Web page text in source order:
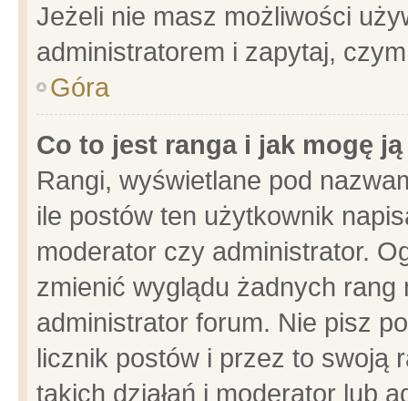
Jeżeli nie masz możliwości
administratorem i zapytaj,
Góra
Co to jest ranga i jak mogę
Rangi, wyświetlane pod
ile postów ten użytkownik
moderator czy administrator.
zmienić wyglądu żadnych
administrator forum. Nie pisz
licznik postów i przez to swoją
takich działań i moderator lub